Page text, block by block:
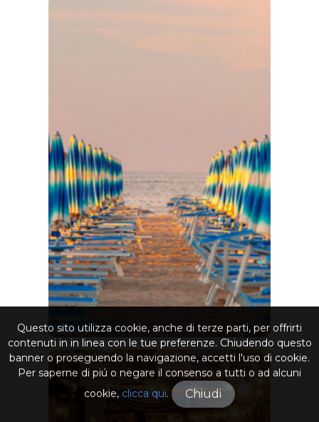
Questo sito utilizza cookie, anche di terze parti, per offrirti
contenuti in in linea con le tue preferenze. Chiudendo questo
banner o proseguendo la navigazione, accetti l'uso di cookie.
Per saperne di piú o negare il consenso a tutti o ad alcuni
cookie, clicca qui. Chiudi